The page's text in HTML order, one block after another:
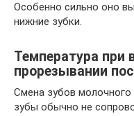
Особенно сильно оно
нижние зубки.
Температура при
прорезывании
Смена зубов
зубы обычно не